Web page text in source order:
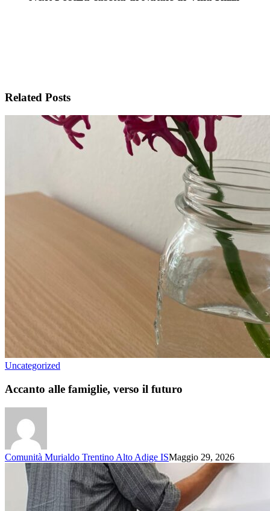
Related Posts
Uncategorized
Accanto alle famiglie, verso il futuro
Comunità Murialdo Trentino Alto Adige ISMaggio 29, 2026